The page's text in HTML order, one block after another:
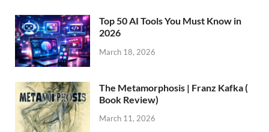
Top 50 AI Tools You Must Know in
2026
March 18, 2026
The Metamorphosis | Franz Kafka (
Book Review)
March 11, 2026